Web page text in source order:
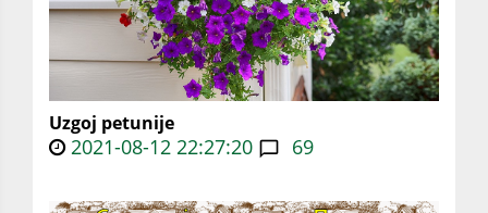
Uzgoj petunije
2021-08-12 22:27:20 69